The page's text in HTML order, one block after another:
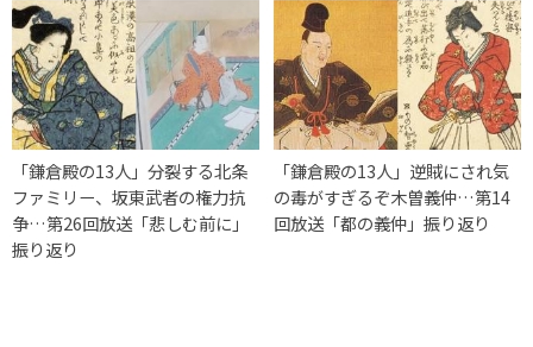
「鎌倉殿の13人」分裂する北条
ファミリー、坂東武者の権力抗
争…第26回放送「悲しむ前に」
振り返り
「鎌倉殿の13人」逆賊にされ気
の毒がすぎるぞ木曽義仲…第14
回放送「都の義仲」振り返り